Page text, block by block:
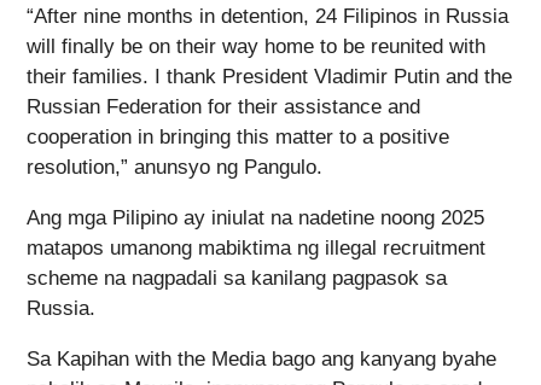
“After nine months in detention, 24 Filipinos in Russia
will finally be on their way home to be reunited with
their families. I thank President Vladimir Putin and the
Russian Federation for their assistance and
cooperation in bringing this matter to a positive
resolution,” anunsyo ng Pangulo.
Ang mga Pilipino ay iniulat na nadetine noong 2025
matapos umanong mabiktima ng illegal recruitment
scheme na nagpadali sa kanilang pagpasok sa
Russia.
Sa Kapihan with the Media bago ang kanyang byahe